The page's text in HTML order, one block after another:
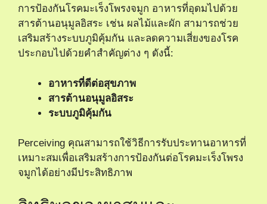
การป้องกันโรคมะเร็งโพรงจมูก อาหารที่อุดมไปด้วย
สารต้านอนุมูลอิสระ เช่น ผลไม้และผัก สามารถช่วย
เสริมสร้างระบบภูมิคุ้มกัน และลดความเสี่ยงของโรค
ประกอบไปด้วยคำสำคัญต่าง ๆ ดังนี้:
อาหารที่ดีต่อสุขภาพ
สารต้านอนุมูลอิสระ
ระบบภูมิคุ้มกัน
Perceiving คุณสามารถใช้วิธีการรับประทานอาหารที่
เหมาะสมเพื่อเสริมสร้างการป้องกันต่อโรคมะเร็งโพรง
จมูกได้อย่างมีประสิทธิภาพ